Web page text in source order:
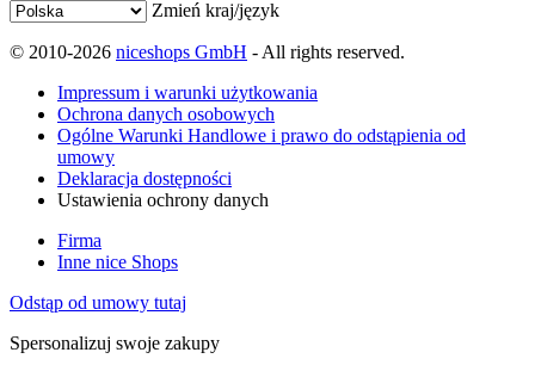
Zmień kraj/język
© 2010-2026 niceshops GmbH - All rights reserved.
Impressum i warunki użytkowania
Ochrona danych osobowych
Ogólne Warunki Handlowe i prawo do odstąpienia od
umowy
Deklaracja dostępności
Ustawienia ochrony danych
Firma
Inne nice Shops
Odstąp od umowy tutaj
Spersonalizuj swoje zakupy